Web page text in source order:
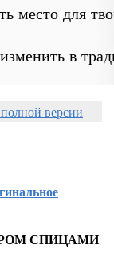
место для
в
версии
СПИЦАМИ